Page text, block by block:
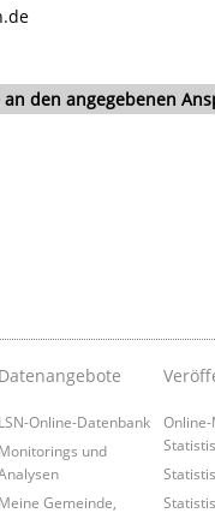
den angegebenen
Datenangebote
LSN-Online-Datenbank
Monitorings und
Meine Gemeinde,